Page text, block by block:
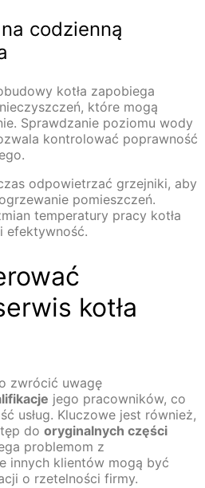
codzienną
kotła zapobiega
które mogą
Sprawdzanie poziomu wody
kontrolować poprawność
odpowietrzać grzejniki, aby
pomieszczeń.
temperatury pracy kotła
efektywność.
kotła
zwrócić uwagę
jego pracowników, co
usług. Kluczowe jest również,
do oryginalnych części
problemom z
innych klientów mogą być
o rzetelności firmy.